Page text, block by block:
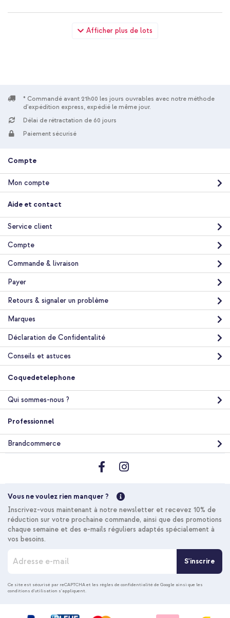
Afficher plus de lots
dbramante1928 Étui de télephone portefeuille Copenhagen
Apple iPhone 16 Plus - Noir + Wall Charger - Chargeur -
gratuite
dbramante1928 Étui de télephone portefeuille Copenhagen
d'origine 20 watts + câble USB-C vers Lightning d'origine - 1
mètre - Blanc
Livraison gratuite 39,99 €
Livraison
gratuite
dbramante1928 Étui de télephone portefeuille Copenhagen
Apple iPhone 16 Plus - Noir + Protecteur d'écran en verre
trempé + Applicateur Apple iPhone 16 Plus / 15 Plus
Livraison gratuite
Acheter
Livraison
gratuite
* Commandé avant 21h00 les jours ouvrables avec notre méthode
d'expédition express, expédié le même jour.
Délai de rétractation de 60 jours
Paiement sécurisé
Compte
Mon compte
Aide et contact
Service client
Compte
Commande & livraison
Payer
Retours & signaler un problème
Marques
Déclaration de Confidentalité
Conseils et astuces
Coquedetelephone
Qui sommes-nous ?
Professionnel
Brandcommerce
Vous ne voulez rien manquer ?
Inscrivez-vous maintenant à notre newsletter et recevez 10% de
réduction sur votre prochaine commande, ainsi que des promotions
chaque semaine et des e-mails réguliers adaptés spécialement à
vos besoins.
c
r
S'inscrire
Ce site est sécurisé par reCAPTCHA et les règles de confidentialité de Google ainsi que les
conditions d'utilisation s'appliquent.